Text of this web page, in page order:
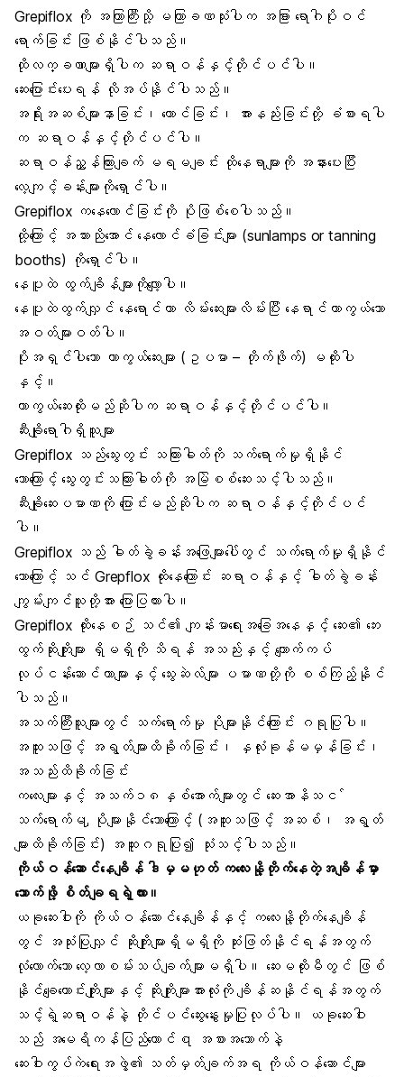
Grepiflox ကို အကြာကြီးသို့ မကြာခဏသုံးပါက အခြား ရောဂါပိုးဝင်
ရောက်ခြင်း ဖြစ်နိုင်ပါသည်။
ထိုလက္ခဏာများရှိပါက ဆရာဝန်နှင့်တိုင်ပင်ပါ။
ဆေးပြောင်းပေးရန် လိုအပ်နိုင်ပါသည်။
အရိုးအဆစ်များနာခြင်း၊ ယောင်ခြင်း၊ အားနည်းခြင်းတို့ ခံစားရပါ
က ဆရာဝန်နှင့်တိုင်ပင်ပါ။
ဆရာဝန်ညွှန်ကြားချက် မရမချင်း ထိုနေရာများကို အနားပေးပြီး
လေ့ကျင့်ခန်းများကိုရှောင်ပါ။
Grepiflox ကနေလောင်ခြင်းကို ပိုဖြစ်စေပါသည်။
ထို့ကြောင့် အသားညိုအောင် နေလောင်ခံခြင်းများ (sunlamps or tanning
booths) ကိုရှောင်ပါ။
နေပူထဲ ထွက်ချိန်များကိုလျော့ပါ။
နေပူထဲထွက်လျှင် နေရောင်ကာ လိမ်းဆေးများလိမ်းပြီး နေရာင်ကာကွယ်သော
အဝတ်များဝတ်ပါ။
ပိုးအရှင်ပါသော ကာကွယ်ဆေးများ (ဥပမာ – တိုက်ဖိုက်) မထိုးပါ
နှင့်။
ကာကွယ်ဆေးထိုးမည်ဆိုပါက ဆရာဝန်နှင့်တိုင်ပင်ပါ။
ဆီးချိုရောဂါရှိသူများ
Grepiflox သည်သွေးတွင်း သကြားဓါတ်ကို သက်ရောက်မှုရှိနိုင်
သောကြောင့် သွေးတွင်းသကြားဓါတ်ကို အမြဲစစ်ဆေးသင့်ပါသည်။
ဆီးချိုဆေးပမာဏကို ပြောင်းမည်ဆိုပါက ဆရာဝန်နှင့်တိုင်ပင်
ပါ။
Grepiflox သည် ဓါတ်ခွဲခန်းအဖြေများပေါ်တွင် သက်ရောက်မှုရှိနိုင်
သောကြောင့် သင် Grepflox ထိုးနေကြောင်း ဆရာဝန်နှင့် ဓါတ်ခွဲခန်း
ကျွမ်းကျင်သူတို့အား ပြောပြထားပါ။
Grepiflox ထိုးနေစဉ် သင်၏ ကျန်းမာရေးအခြေအနေနှင့် ဆေး၏ ဘေး
ထွက်ဆိုးကျိုးများ ရှိမရှိကို သိရန် အသည်းနှင့် ကျောက်ကပ်
လုပ်ငန်းဆောင်တာများနှင့် သွေးဆဲလ်များ ပမာဏတို့ကို စစ်ကြည့်နိုင်
ပါသည်။
အသက်ကြီးသူများတွင် သက်ရောက်မှု ပိုများနိုင်ကြောင်း ဂရုပြုပါ။
အထူးသဖြင့် အရွတ်များထိခိုက်ခြင်း၊ နှလုံးခုန်မမှန်ခြင်း၊
အသည်းထိခိုက်ခြင်း
ကလေးများနှင့် အသက်၁၈နှစ်အောက်များတွင် ဆေးအာနိသင ်
သက်ရောက်မ ှုပိုများနိုင်သောကြောင့် (အထူးသဖြင့် အဆစ်၊ အရွတ်
များထိခိုက်ခြင်း) အထူးဂရုပြု၍ သုံးသင့်ပါသည်။
ကိုယ်ဝန်ဆောင်နေချိန် ဒါမှမဟုတ် ကလေးနို့တိုက်နေတဲ့အချိန်မှာ
သောက်ဖို့ စိတ်ချရရဲ့လား။
ယခုဆေးဝါးကို ကိုယ်ဝန်ဆောင်နေချိန်နှင့် ကလေးနို့တိုက်နေချိန်
တွင် အသုံးပြုလျှင် ဆိုးကျိုးများရှိမရှိကို ဆုံးဖြတ်နိုင်ရန်အတွက်
လုံလောက်သော လေ့လာစမ်းသပ်ချက်များမရှိပါ။ ဆေးမထိုးမီတွင် ဖြစ်
နိုင်ချေကောင်းကျိုးများနှင့် ဆိုးကျိုးများအားလုံးကို ချိန်ဆနိုင်ရန်အတွက်
သင့်ရဲ့ဆရာဝန်နဲ့ တိုင်ပင်ဆွေးနွေးမှုပြုလုပ်ပါ။ ယခုဆေးဝါး
သည် အမေရိကန်ပြည်ထောင်စ ုအစားအသောက်နဲ့
ဆေးဝါးကွပ်ကဲရေးအဖွဲ့၏ သတ်မှတ်ချက်အရ ကိုယ်ဝန်ဆောင်များ